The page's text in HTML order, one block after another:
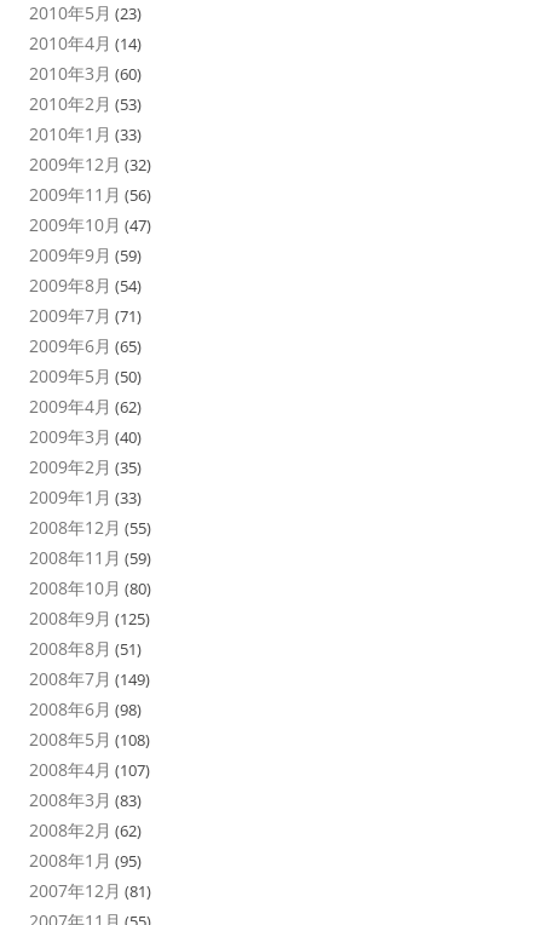
2010年5月 (23)
2010年4月 (14)
2010年3月 (60)
2010年2月 (53)
2010年1月 (33)
2009年12月 (32)
2009年11月 (56)
2009年10月 (47)
2009年9月 (59)
2009年8月 (54)
2009年7月 (71)
2009年6月 (65)
2009年5月 (50)
2009年4月 (62)
2009年3月 (40)
2009年2月 (35)
2009年1月 (33)
2008年12月 (55)
2008年11月 (59)
2008年10月 (80)
2008年9月 (125)
2008年8月 (51)
2008年7月 (149)
2008年6月 (98)
2008年5月 (108)
2008年4月 (107)
2008年3月 (83)
2008年2月 (62)
2008年1月 (95)
2007年12月 (81)